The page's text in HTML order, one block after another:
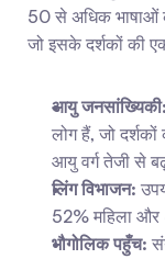
50 से अधिक भाषाओं
जो इसके दर्शकों की
आयु जनसांख्यिकी:
लोग हैं, जो
आयु वर्ग तेजी से
लिंग विभाजन:
52% महिला और
भौगोलिक पहुँच: